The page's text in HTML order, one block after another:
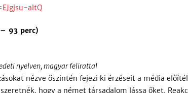
altQ
93 perc)
nyelven, magyar felirattal
nézve őszintén fejezi ki érzéseit a média
hogy a német társadalom lássa őket.